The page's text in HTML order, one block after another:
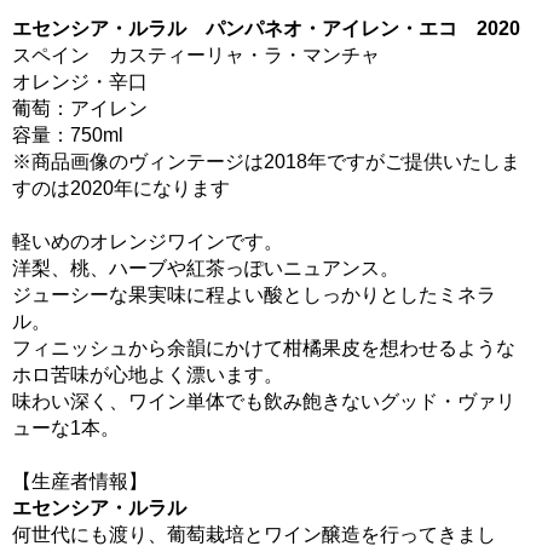
エセンシア・ルラル パンパネオ・アイレン・エコ 2020
スペイン カスティーリャ・ラ・マンチャ
オレンジ・辛口
葡萄：アイレン
容量：750ml
※商品画像のヴィンテージは2018年ですがご提供いたしま
すのは2020年になります
軽いめのオレンジワインです。
洋梨、桃、ハーブや紅茶っぽいニュアンス。
ジューシーな果実味に程よい酸としっかりとしたミネラ
ル。
フィニッシュから余韻にかけて柑橘果皮を想わせるような
ホロ苦味が心地よく漂います。
味わい深く、ワイン単体でも飲み飽きないグッド・ヴァリ
ューな1本。
【生産者情報】
エセンシア・ルラル
何世代にも渡り、葡萄栽培とワイン醸造を行ってきまし